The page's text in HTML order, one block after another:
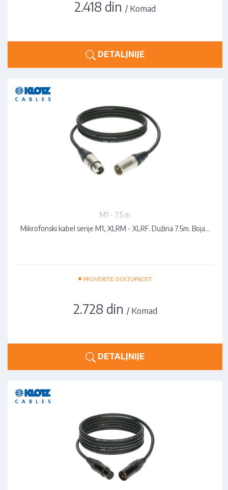
2.418 din / Komad
DETALJNIJE
M1 - 7.5 m
Mikrofonski kabel serije M1, XLRM - XLRF. Dužina 7.5m. Boja…
• PROVERITE DOSTUPNOST
2.728 din / Komad
DETALJNIJE